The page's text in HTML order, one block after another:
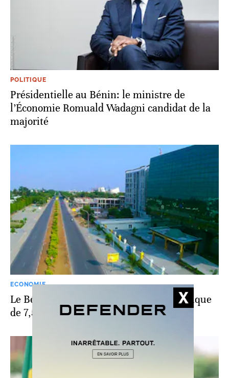
POLITIQUE
Présidentielle au Bénin: le ministre de
l’Économie Romuald Wadagni candidat de la
majorité
ECONOMIE
Le Bénin prévoit une croissance économique
de 7,5% en 2026